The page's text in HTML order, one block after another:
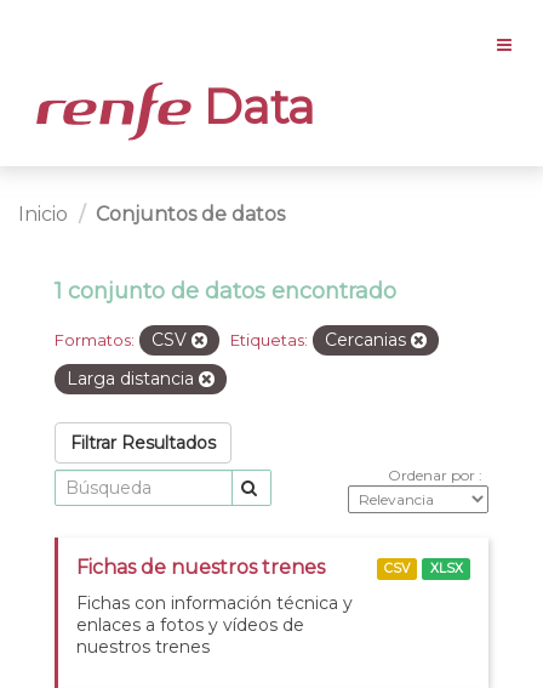
Data
Inicio Conjuntos de datos
1 conjunto de datos encontrado
Formatos: CSV Etiquetas:
Cercanias
Larga distancia
Filtrar Resultados
Ordenar por
Fichas de nuestros trenes
Fichas con información técnica y
enlaces a fotos y vídeos de
nuestros trenes
CSV XLSX